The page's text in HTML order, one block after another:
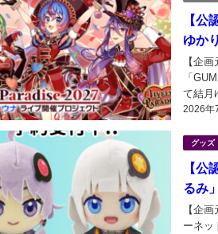
【公
ゆか
2026年
【企
「
て結月
の21時
グッズ
【公
るみ
【企
ーネッ